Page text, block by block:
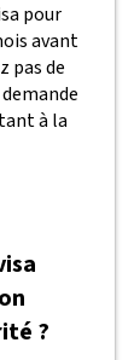
pour
avant
pas de
à la
?